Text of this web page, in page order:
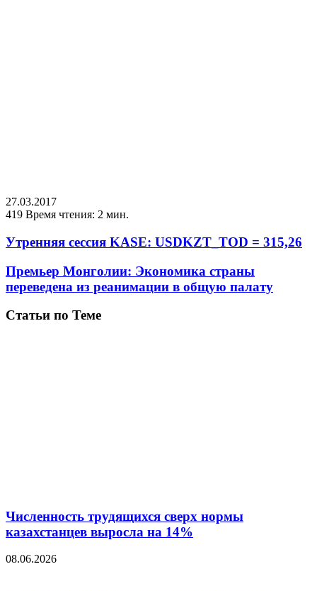
27.03.2017
419 Время чтения: 2 мин.
Утренняя сессия KASE: USDKZT_TOD = 315,26
Премьер Монголии: Экономика страны
переведена из реанимации в общую палату
Статьи по Теме
Численность трудящихся сверх нормы
казахстанцев выросла на 14%
08.06.2026